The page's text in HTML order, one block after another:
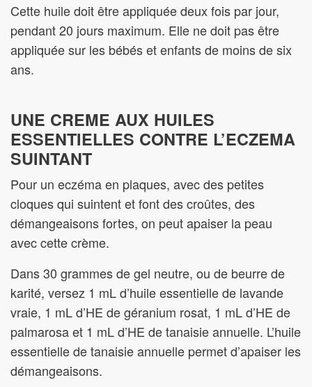
Cette huile doit être appliquée deux fois par jour,
pendant 20 jours maximum. Elle ne doit pas être
appliquée sur les bébés et enfants de moins de six
ans.
UNE CREME AUX HUILES
ESSENTIELLES CONTRE L’ECZEMA
SUINTANT
Pour un eczéma en plaques, avec des petites
cloques qui suintent et font des croûtes, des
démangeaisons fortes, on peut apaiser la peau
avec cette crème.
Dans 30 grammes de gel neutre, ou de beurre de
karité, versez 1 mL d’huile essentielle de lavande
vraie, 1 mL d’HE de géranium rosat, 1 mL d’HE de
palmarosa et 1 mL d’HE de tanaisie annuelle. L’huile
essentielle de tanaisie annuelle permet d’apaiser les
démangeaisons.